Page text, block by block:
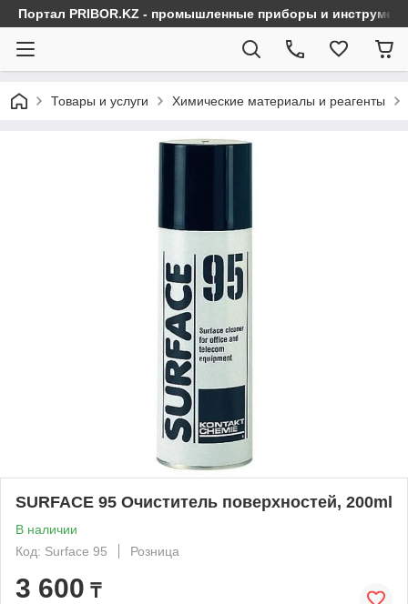
Портал PRIBOR.KZ - промышленные приборы и
Товары и услуги Химические материалы и реагенты
SURFACE 95 Очиститель поверхностей, 200ml
В наличии
Код: Surface 95
Розница
3 600 ₸